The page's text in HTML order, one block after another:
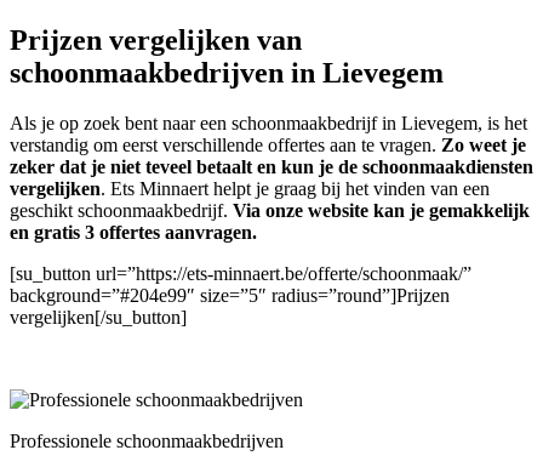
Prijzen vergelijken van
schoonmaakbedrijven in Lievegem
Als je op zoek bent naar een schoonmaakbedrijf in Lievegem, is het
verstandig om eerst verschillende offertes aan te vragen. Zo weet je
zeker dat je niet teveel betaalt en kun je de schoonmaakdiensten
vergelijken. Ets Minnaert helpt je graag bij het vinden van een
geschikt schoonmaakbedrijf. Via onze website kan je gemakkelijk
en gratis 3 offertes aanvragen.
[su_button url=”https://ets-minnaert.be/offerte/schoonmaak/”
background=”#204e99″ size=”5″ radius=”round”]Prijzen
vergelijken[/su_button]
Professionele schoonmaakbedrijven